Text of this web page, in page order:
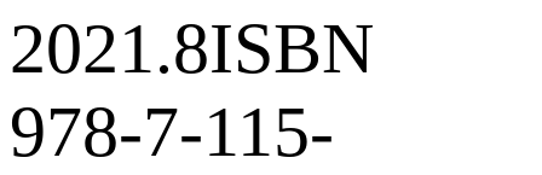
2021.8ISBN
978-7-115-